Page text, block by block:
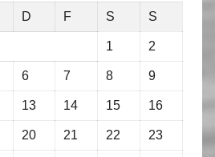
D F S S
1 2
6 7 8 9
13 14 15 16
20 21 22 23